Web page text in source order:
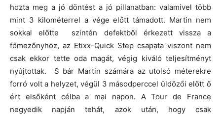
hozta meg a jó döntést a jó pillanatban: valamivel több
mint 3 kilométerrel a vége előtt támadott. Martin nem
sokkal előtte szintén defektből érkezett vissza a
főmezőnyhöz, az Etixx-Quick Step csapata viszont nem
csak ekkor tette oda magát, végig kiváló teljesítményt
nyújtottak. S bár Martin számára az utolsó méterekre
forró volt a helyzet, végül 3 másodperccel üldözői előtt ő
ért elsőként célba a mai napon. A Tour de France
negyedik napján tehát, azok után, hogy csak